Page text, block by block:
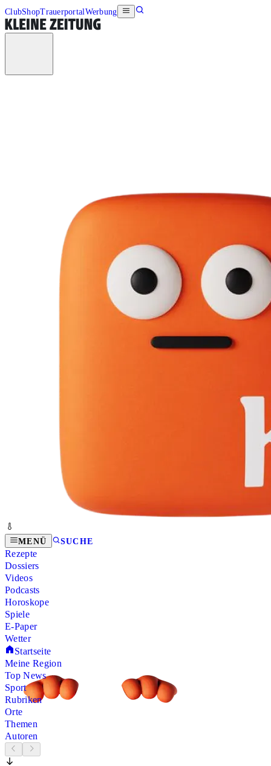
ClubShopTrauerportalWerbung
MENÜ SUCHE
Rezepte
Dossiers
Videos
Podcasts
Horoskope
Spiele
E-Paper
Wetter
Startseite
Meine Region
Top News
Sport
Rubriken
Orte
Themen
Autoren